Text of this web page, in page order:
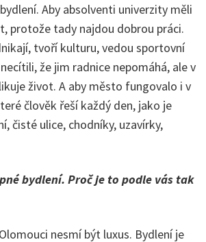
Aby absolventi univerzity měli
protože tady najdou dobrou práci.
tvoří kulturu, vedou sportovní
že jim radnice nepomáhá, ale v
život. A aby město fungovalo i v
člověk řeší každý den, jako je
čisté ulice, chodníky, uzavírky,
bydlení. Proč je to podle vás tak
nesmí být luxus. Bydlení je